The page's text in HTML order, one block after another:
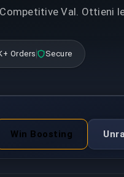
Val. Ottieni
Orders Secure
Win Boosting